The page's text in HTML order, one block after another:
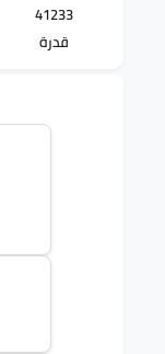
41233
قدرة